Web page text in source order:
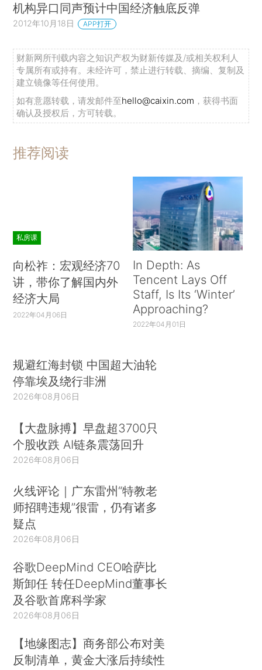
机构异口同声预计中国经济触底反弹
2012年10月18日 APP打开
财新网所刊载内容之知识产权为财新传媒及/或相关权利人
专属所有或持有。未经许可，禁止进行转载、摘编、复制及
建立镜像等任何使用。
如有意愿转载，请发邮件至hello@caixin.com ，获得书面
确认及授权后，方可转载。
推荐阅读
私房课
向松祚：宏观经济70
讲，带你了解国内外
经济大局
2022年04月06日
In Depth: As
Tencent Lays Off
Staff, Is Its ‘Winter’
Approaching?
2022年04月01日
规避红海封锁 中国超大油轮
停靠埃及绕行非洲
2026年08月06日
【大盘脉搏】早盘超3700只
个股收跌 AI链条震荡回升
2026年08月06日
火线评论｜广东雷州“特教老
师招聘违规”很雷，仍有诸多
疑点
2026年08月06日
谷歌DeepMind CEO哈萨比
斯卸任 转任DeepMind董事长
及谷歌首席科学家
2026年08月06日
【地缘图志】商务部公布对美
反制清单，黄金大涨后持续性